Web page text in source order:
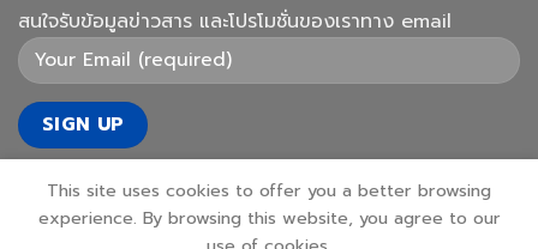
รุ่น
ปี
2021
ประกัน
วัน
สนใจรับข้อมูลข่าวสาร และโปรโมชั่นของเราทาง email
This site uses cookies to offer you a better browsing
experience. By browsing this website, you agree to our